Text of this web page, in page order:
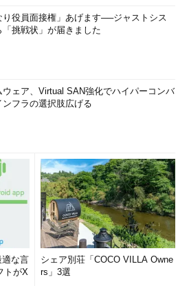
り役員面接権」あげます──ジャストシス
「挑戦状」が届きました
ウェア、Virtual SAN強化でハイパーコンバ
ンフラの選択肢広げる
適な言
トがX
シェア別荘「COCO VILLA Owne
rs」3選